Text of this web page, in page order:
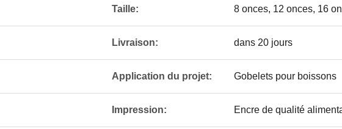
Taille: 8 onces, 12 onces, 16
Livraison: dans 20 jours
Application du projet: Gobelets pour boissons
Impression: Encre de qualité